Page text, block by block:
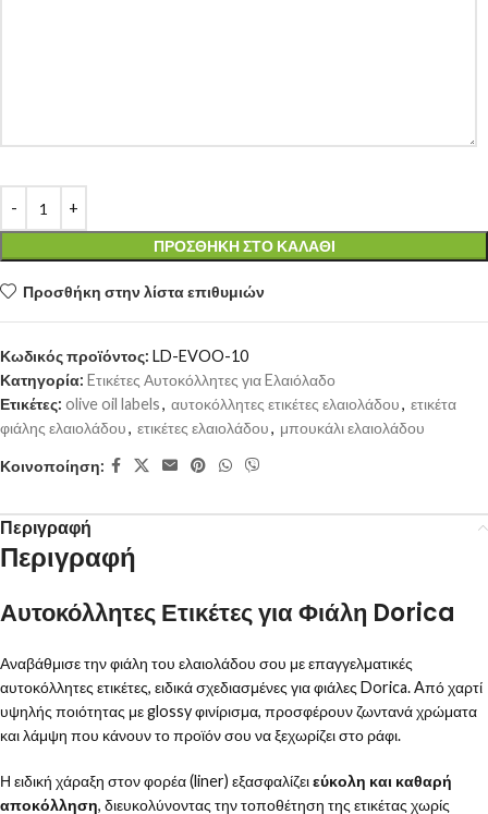
ΠΡΟΣΘΉΚΗ ΣΤΟ ΚΑΛΆΘΙ
Προσθήκη στην λίστα επιθυμιών
Κωδικός προϊόντος: LD-EVOO-10
Κατηγορία: Eτικέτες Αυτοκόλλητες για Eλαιόλαδο
Ετικέτες: olive oil labels, αυτοκόλλητες ετικέτες ελαιολάδου, ετικέτα
φιάλης ελαιολάδου, ετικέτες ελαιολάδου, μπουκάλι ελαιολάδου
Κοινοποίηση:
Περιγραφή
Περιγραφή
Αυτοκόλλητες Ετικέτες για Φιάλη Dorica
Αναβάθμισε την φιάλη του ελαιολάδου σου με επαγγελματικές
αυτοκόλλητες ετικέτες, ειδικά σχεδιασμένες για φιάλες Dorica. Aπό χαρτί
υψηλής ποιότητας με glossy φινίρισμα, προσφέρουν ζωντανά χρώματα
και λάμψη που κάνουν το προϊόν σου να ξεχωρίζει στο ράφι.
Η ειδική χάραξη στον φορέα (liner) εξασφαλίζειεύκολη και καθαρή
αποκόλληση, διευκολύνοντας την τοποθέτηση της ετικέτας χωρίς